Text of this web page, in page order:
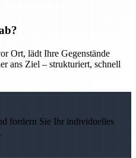
Ort, lädt Ihre Gegenstände
ans Ziel – strukturiert, schnell
fordern Sie Ihr individuelles